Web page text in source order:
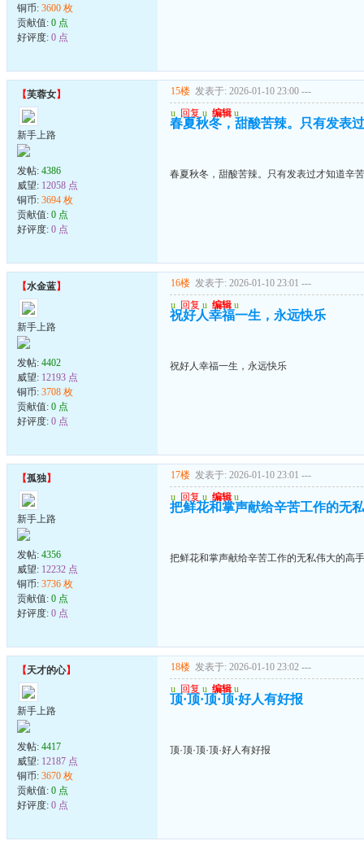
铜币: 3600 枚
贡献值: 0 点
好评度: 0 点
【芙蓉女】
新手上路
发帖: 4386
威望: 12058 点
铜币: 3694 枚
贡献值: 0 点
好评度: 0 点
15楼 发表于: 2026-01-10 23:00 ---
u 回复 u 编辑 u
春夏秋冬，甜酸苦辣。只有发表
春夏秋冬，甜酸苦辣。只有发表过才知道辛
【水金蓝】
新手上路
发帖: 4402
威望: 12193 点
铜币: 3708 枚
贡献值: 0 点
好评度: 0 点
16楼 发表于: 2026-01-10 23:01 ---
u 回复 u 编辑 u
祝好人幸福一生，永远快乐
祝好人幸福一生，永远快乐
【孤独】
新手上路
发帖: 4356
威望: 12232 点
铜币: 3736 枚
贡献值: 0 点
好评度: 0 点
17楼 发表于: 2026-01-10 23:01 ---
u 回复 u 编辑 u
把鲜花和掌声献给辛苦工作的无
把鲜花和掌声献给辛苦工作的无私伟大的高
【天才的心】
新手上路
发帖: 4417
威望: 12187 点
铜币: 3670 枚
贡献值: 0 点
好评度: 0 点
18楼 发表于: 2026-01-10 23:02 ---
u 回复 u 编辑 u
顶·顶·顶·顶·好人有好报
顶·顶·顶·顶·好人有好报